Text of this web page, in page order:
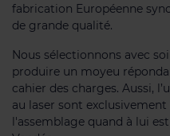
fabrication Européenne
de grande qualité.
Nous sélectionnons avec
produire un moyeu
cahier des charges. Aussi,
au laser sont exclusivement
l'assemblage quand à lui